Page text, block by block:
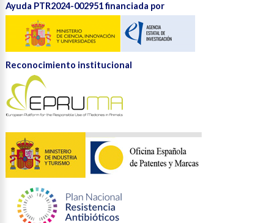
Ayuda PTR2024-002951 financiada por
Reconocimiento institucional